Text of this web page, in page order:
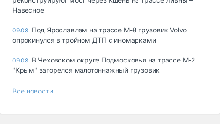
Навесное
09.08 Под Ярославлем на трассе М-8 грузовик Volvo
опрокинулся в тройном ДТП с иномарками
09.08 В Чеховском округе Подмосковья на трассе М-2
"Крым" загорелся малотоннажный грузовик
Все новости